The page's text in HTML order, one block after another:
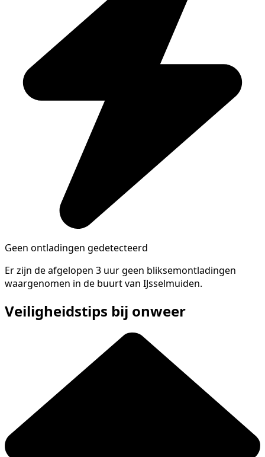
Geen ontladingen gedetecteerd
Er zijn de afgelopen 3 uur geen bliksemontladingen
waargenomen in de buurt van IJsselmuiden.
Veiligheidstips bij onweer